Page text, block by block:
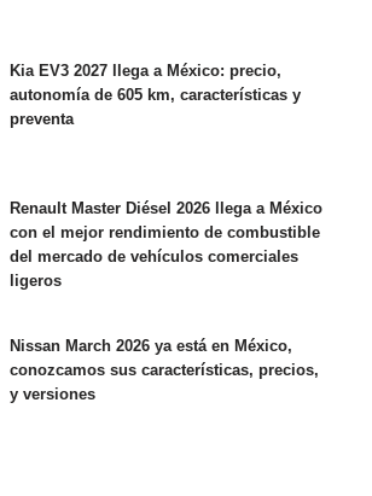
Kia EV3 2027 llega a México: precio,
autonomía de 605 km, características y
preventa
Renault Master Diésel 2026 llega a México
con el mejor rendimiento de combustible
del mercado de vehículos comerciales
ligeros
Nissan March 2026 ya está en México,
conozcamos sus características, precios,
y versiones